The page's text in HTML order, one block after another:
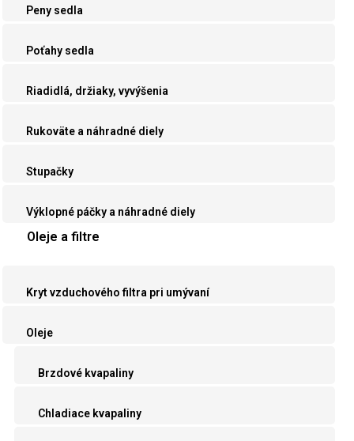
Peny sedla
Poťahy sedla
Riadidlá, držiaky, vyvýšenia
Rukoväte a náhradné diely
Stupačky
Výklopné páčky a náhradné diely
Oleje a filtre
Kryt vzduchového filtra pri umývaní
Oleje
Brzdové kvapaliny
Chladiace kvapaliny